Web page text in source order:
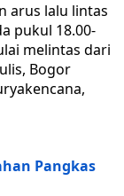
arus lalu lintas
pukul 18.00-
melintas dari
Bogor
Pangkas